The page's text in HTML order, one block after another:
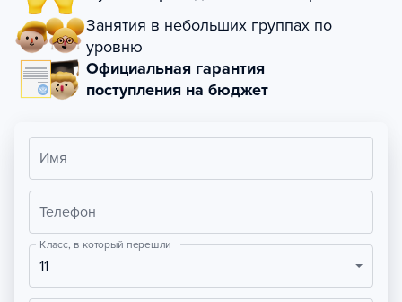
Занятия в небольших группах по
уровню
Официальная гарантия
поступления на бюджет
Имя
Телефон
Класс, в который перешли
11